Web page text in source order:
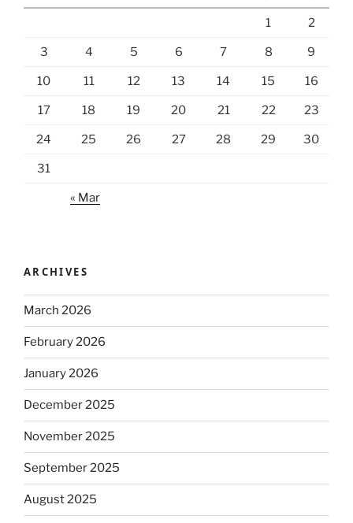
1 2
3 4 5 6 7 8 9
10 11 12 13 14 15 16
17 18 19 20 21 22 23
24 25 26 27 28 29 30
31
« Mar
ARCHIVES
March 2026
February 2026
January 2026
December 2025
November 2025
September 2025
August 2025